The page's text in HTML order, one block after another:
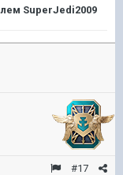
SuperJedi2009
#17